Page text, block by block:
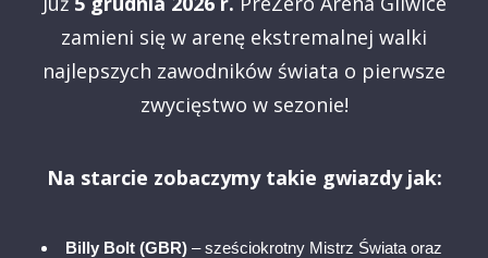
zamieni się w arenę ekstremalnej walki
najlepszych zawodników świata o pierwsze
zwycięstwo w sezonie!
Na starcie zobaczymy takie gwiazdy jak:
Billy Bolt (GBR) – sześciokrotny Mistrz Świata oraz